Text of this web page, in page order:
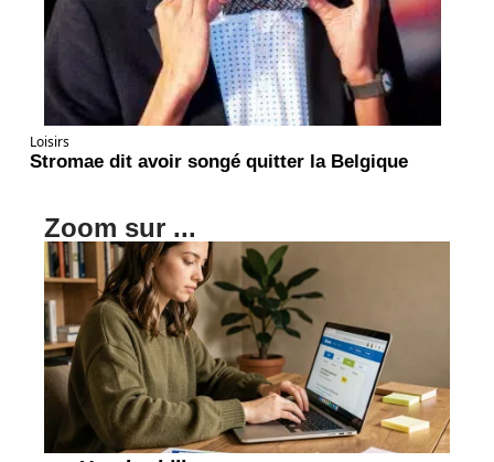
Loisirs
Stromae dit avoir songé quitter la Belgique
Zoom sur ...